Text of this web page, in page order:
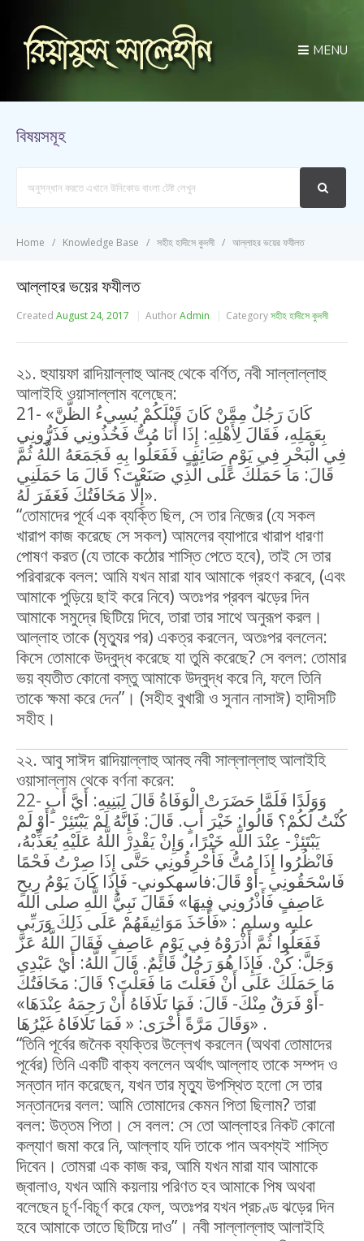
MENU
বিষয়সমূহ
Home Knowledge Base সহীহ হাদীসে কুদসী আল্লাহর ভয়ের ফযীলত
আল্লাহর ভয়ের ফযীলত
Created August 24, 2017 AuthorAdmin Categoryসহীহ হাদীসে কুদসী
২১. হুযায়ফা রাদিয়াল্লাহু আনহু থেকে বর্ণিত, নবী সাল্লাল্লাহু
আলাইহি ওয়াসাল্লাম বলেছেন:
21- «كَانَ رَجُلٌ مِمَّنْ كَانَ قَبْلَكُمْ يُسِيءُ الظَّنَّ
بِعَمَلِهِ، فَقَالَ لِأَهْلِهِ: إِذَا أَنَا مُتُّ فَخُذُونِي فَذَرُّونِي
فِي الْبَحْرِ فِي يَوْمٍ صَائِفٍ فَفَعَلُوا بِهِ فَجَمَعَهُ اللَّهُ ثُمَّ
قَالَ: مَا حَمَلَكَ عَلَى الَّذِي صَنَعْتَ؟ قَالَ مَا حَمَلَنِي
إِلَّا مَخَافَتُكَ فَغَفَرَ لَهُ».
“তোমাদের পূর্বে এক ব্যক্তি ছিল, সে তার নিজের (যে সকল
খারাপ কাজ করেছে সে সকল) আমলের ব্যাপারে খারাপ ধারণা
পোষণ করত (যে তাকে কঠোর শাস্তি পেতে হবে), তাই সে তার
পরিবারকে বলল: আমি যখন মারা যাব আমাকে গ্রহণ করবে, (এবং
আমাকে পুড়িয়ে ছাই করে নিবে) অতঃপর প্রবল ঝড়ের দিন
আমাকে সমুদ্রে ছিটিয়ে দিবে, তারা তার সাথে অনুরূপ করল।
আল্লাহ তাকে (মৃত্যুর পর) একত্র করলেন, অতঃপর বললেন:
কিসে তোমাকে উদ্বুদ্ধ করেছে যা তুমি করেছে? সে বলল: তোমার
ভয় ব্যতীত কোনো বস্তু আমাকে উদ্বুদ্ধ করে নি, ফলে তিনি
তাকে ক্ষমা করে দেন”। (সহীহ বুখারী ও সুনান নাসাঈ) হাদীসটি
সহীহ।
২২. আবু সাঈদ রাদিয়াল্লাহু আনহু নবী সাল্লাল্লাহু আলাইহি
ওয়াসাল্লাম থেকে বর্ণনা করেন:
22- وَوَلَدًا فَلَمَّا حَضَرَتْ الْوَفَاةُ قَالَ لِبَنِيهِ: أَيَّ أَبٍ
كُنْتُ لَكُمْ؟ قَالُوا: خَيْرَ أَبٍ. قَالَ: فَإِنَّهُ لَمْ يَبْتَئِرْ -أَوْ لَمْ
يَبْتَئِزْ- عِنْدَ اللَّهِ خَيْرًا، وَإِنْ يَقْدِرْ اللَّهُ عَلَيْهِ يُعَذِّبْهُ،
فَانْظُرُوا إِذَا مُتُّ فَأَحْرِقُونِي حَتَّى إِذَا صِرْتُ فَحْمًا
فَاسْحَقُونِي -أَوْ قَالَ:فاسهكوني- فَإِذَا كَانَ يَوْمُ رِيحٍ
عَاصِفٍ فَأَذْرُونِي فِيهَا» فَقَالَ نَبِيُّ اللَّهِ صلى الله
عليه وسلم : «فَأَخَذَ مَوَاثِيقَهُمْ عَلَى ذَلِكَ وَرَبِّي
فَفَعَلُوا ثُمَّ أَذْرَوْهُ فِي يَوْمٍ عَاصِفٍ فَقَالَ اللَّهُ عَزَّ
وَجَلَّ: كُنْ. فَإِذَا هُوَ رَجُلٌ قَائِمٌ. قَالَ اللَّهُ: أَيْ عَبْدِي
مَا حَمَلَكَ عَلَى أَنْ فَعَلْتَ مَا فَعَلْتَ؟ قَالَ: مَخَافَتُكَ
-أَوْ فَرَقٌ مِنْكَ- قَالَ: فَمَا تَلَافَاهُ أَنْ رَحِمَهُ عِنْدَهَا»
وَقَالَ مَرَّةً أُخْرَى: « فَمَا تَلَافَاهُ غَيْرُهَا» .
“তিনি পূর্বের জনৈক ব্যক্তির উল্লেখ করলেন (অথবা তোমাদের
পূর্বের) তিনি একটি বাক্য বললেন অর্থাৎ আল্লাহ তাকে সম্পদ ও
সন্তান দান করেছেন, যখন তার মৃত্যু উপস্থিত হলো সে তার
সন্তানদের বলল: আমি তোমাদের কেমন পিতা ছিলাম? তারা
বলল: উত্তম পিতা। সে বলল: সে তো আল্লাহর নিকট কোনো
কল্যাণ জমা করে নি, আল্লাহ যদি তাকে পান অবশ্যই শাস্তি
দিবেন। তোমরা এক কাজ কর, আমি যখন মারা যাব আমাকে
জ্বালাও, যখন আমি কয়লায় পরিণত হব আমাকে পিষ অথবা
বলেছেন চূর্ণ-বিচূর্ণ করে ফেল, অতঃপর যখন প্রচণ্ড ঝড়ের দিন
হবে আমাকে তাতে ছিটিয়ে দাও”। নবী সাল্লাল্লাহু আলাইহি